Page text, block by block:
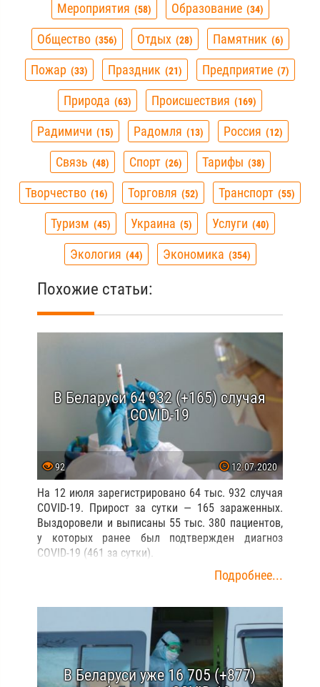
Мероприятия 58 Образование 34
Общество 356 Отдых 28 Памятник 6
Пожар 33 Праздник 21 Предприятие 7
Природа 63 Происшествия 169
Радимичи 15 Радомля 13 Россия 12
Связь 48 Спорт 26 Тарифы 38
Творчество 16 Торговля 52 Транспорт 55
Туризм 45 Украина 5 Услуги 40
Экология 44 Экономика 354
Похожие статьи:
В Беларуси 64 932 (+165) случая
COVID-19
92 12.07.2020
На 12 июля зарегистрировано 64 тыс. 932 случая
COVID-19. Прирост за сутки — 165 зараженных.
Выздоровели и выписаны 55 тыс. 380 пациентов,
у которых ранее был подтвержден диагноз
COVID-19 (461 за сутки).
Подробнее...
В Беларуси уже 16 705 (+877)